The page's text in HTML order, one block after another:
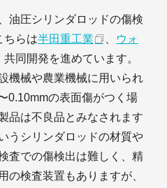
油圧シリンダロッドの傷検
ちらは半田重工業
ウォ
同開発を進めています。
機械や農業機械に用いられ
0.10mmの表面傷がつく場
品は不良品とみなされます
うシリンダロッドの材質や
査での傷検出は難しく、精
の検査装置もありますが、